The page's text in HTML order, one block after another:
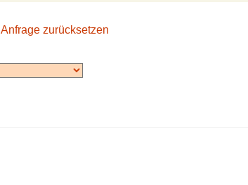
Anfrage zurücksetzen